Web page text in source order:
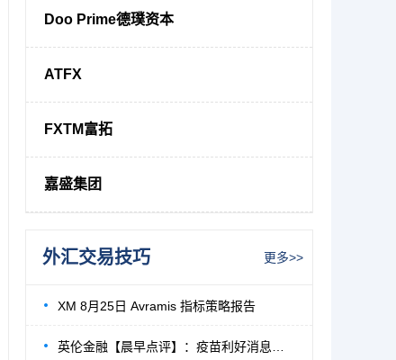
Doo Prime德璞资本
ATFX
FXTM富拓
嘉盛集团
外汇交易技巧 更多>>
XM 8月25日 Avramis 指标策略报告